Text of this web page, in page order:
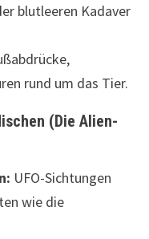
blutleeren Kadaver
rund um das Tier.
(Die Alien-
UFO-Sichtungen
wie die